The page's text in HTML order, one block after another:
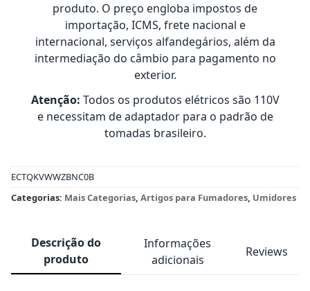
produto. O preço engloba impostos de
importação, ICMS, frete nacional e
internacional, serviços alfandegários, além da
intermediação do câmbio para pagamento no
exterior.
Atenção: Todos os produtos elétricos são 110V
e necessitam de adaptador para o padrão de
tomadas brasileiro.
ECTQKVWWZBNC0B
Categorias: Mais Categorias, Artigos para Fumadores, Umidores
Descrição do
produto
Informações
adicionais
Reviews